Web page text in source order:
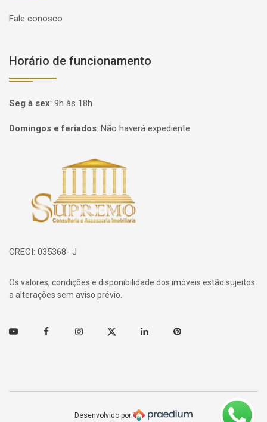
Fale conosco
Horário de funcionamento
Seg à sex: 9h às 18h
Domingos e feriados: Não haverá expediente
Página inicial
CRECI: 035368- J
Os valores, condições e disponibilidade dos imóveis estão sujeitos
a alterações sem aviso prévio.
Youtube FacebookInstagramTwitter Linkedin Pinterest
Desenvolvido por